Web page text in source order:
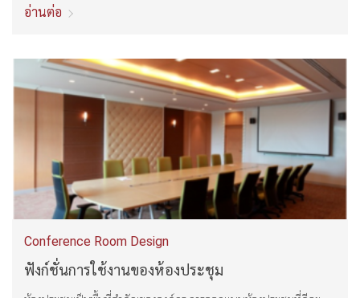
อ่านต่อ
Conference Room Design
ฟังก์ชั่นการใช้งานของห้องประชุม